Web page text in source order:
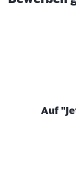
Auf